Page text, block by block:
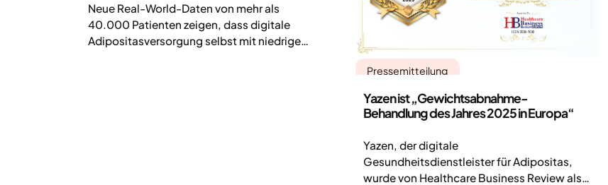
Neue Real-World-Daten von mehr als
40.000 Patienten zeigen, dass digitale
Adipositasversorgung selbst mit niedrigen
Pressemitteilung
Yazen ist „Gewichtsabnahme-
Behandlung des Jahres 2025 in Europa“
Yazen, der digitale
Gesundheitsdienstleister für Adipositas,
wurde von Healthcare Business Review als